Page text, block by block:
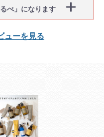
べ」になります
ューを見る